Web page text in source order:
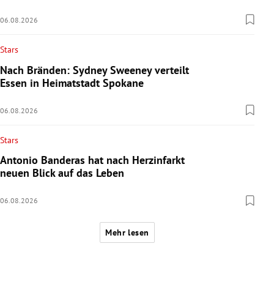
06.08.2026
Stars
Nach Bränden: Sydney Sweeney verteilt
Essen in Heimatstadt Spokane
06.08.2026
Stars
Antonio Banderas hat nach Herzinfarkt
neuen Blick auf das Leben
06.08.2026
Mehr lesen